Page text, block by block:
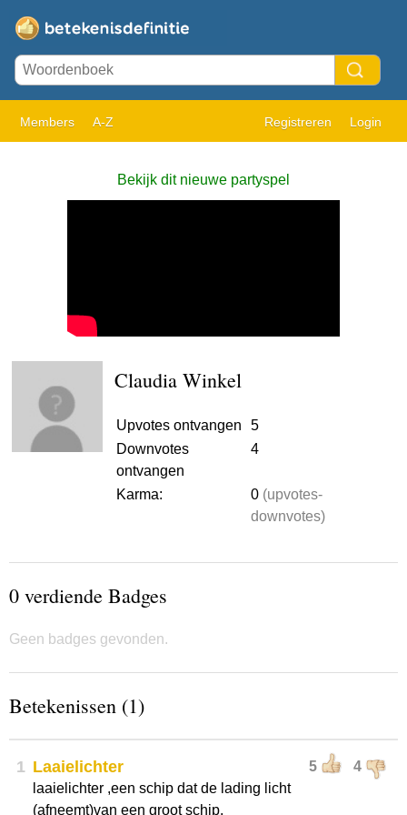
Members A-Z Registreren Login
Bekijk dit nieuwe partyspel
Claudia Winkel
Upvotes ontvangen
5
Downvotes
ontvangen
4
Karma: 0 (upvotes-
downvotes)
0 verdiende Badges
Geen badges gevonden.
Betekenissen (1)
1 5 4
Laaielichter
laaielichter ,een schip dat de lading licht
(afneemt)van een groot schip.